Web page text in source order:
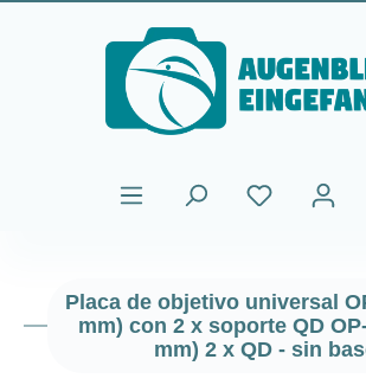
Saltar al contenido principal
Placa de objetivo universal
mm) con 2 x soporte QD
mm) 2 x QD - sin